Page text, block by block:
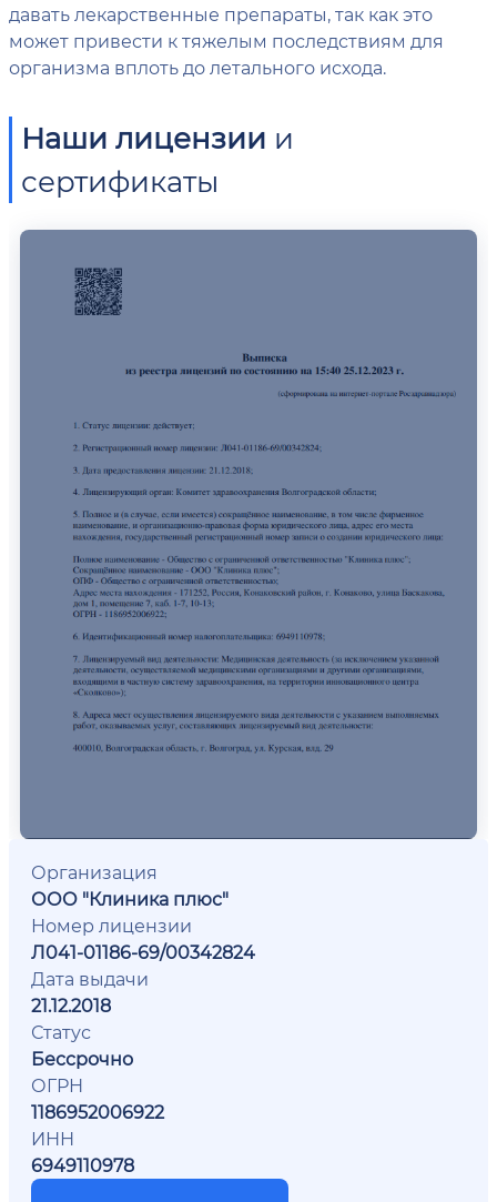
давать лекарственные препараты, так как это
может привести к тяжелым последствиям для
организма вплоть до летального исхода.
Наши лицензии и
сертификаты
Организация
ООО "Клиника плюс"
Номер лицензии
Л041-01186-69/00342824
Дата выдачи
21.12.2018
Статус
Бессрочно
ОГРН
1186952006922
ИНН
6949110978